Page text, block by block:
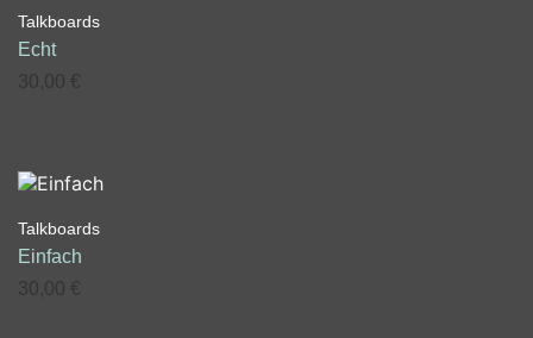
Talkboards
Echt
30,00
€
Talkboards
Einfach
30,00
€